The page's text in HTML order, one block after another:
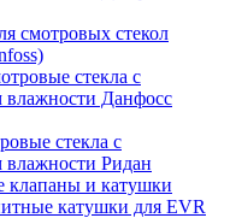
смотровых стекол
стекла с
влажности Данфосс
стекла с
влажности Ридан
клапаны и катушки
катушки для EVR